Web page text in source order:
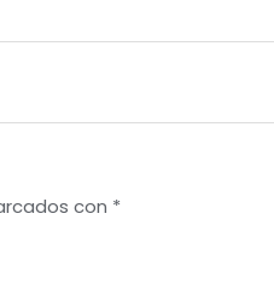
con *